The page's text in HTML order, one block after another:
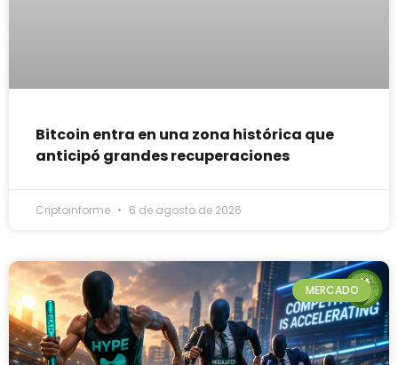
Bitcoin entra en una zona histórica que
anticipó grandes recuperaciones
Criptoinforme 6 de agosto de 2026
MERCADO